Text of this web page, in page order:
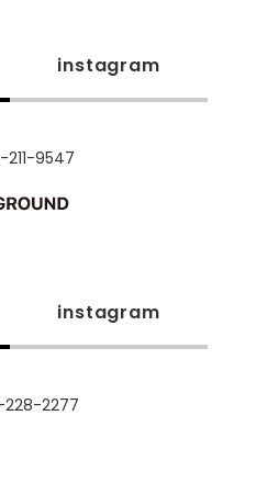
instagram
211-9547
instagram
228-2277